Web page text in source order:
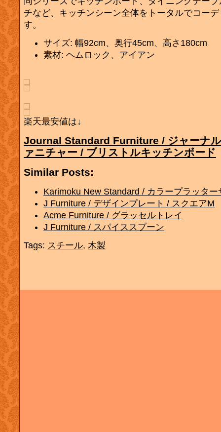
チなど、キッチンシーン全体をトータルでコー
す。
サイズ: 幅92cm、奥行45cm、高さ180cm
素材: ヘムロック、アイアン
楽天最安値は↓
Journal Standard Furniture / ジャーナ
ァニチャー / ブリストルキッチンボード
Similar Posts:
Karimoku New Standard / カラープラッター
J Furniture / デザインプレート / スクエアM
Acme Furniture / グラッセルトレイ
J Furniture / スパイススプーン
Tags: スチール, 木製